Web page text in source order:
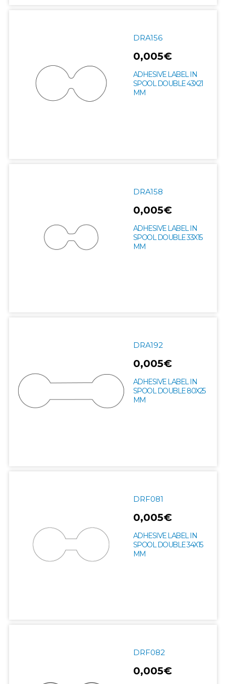
DRA156
0,005€
ADHESIVE LABEL IN
SPOOL DOUBLE 43X21
MM
DRA158
0,005€
ADHESIVE LABEL IN
SPOOL DOUBLE 33X15
MM
DRA192
0,005€
ADHESIVE LABEL IN
SPOOL DOUBLE 80X25
MM
DRF081
0,005€
ADHESIVE LABEL IN
SPOOL DOUBLE 34X15
MM
DRF082
0,005€